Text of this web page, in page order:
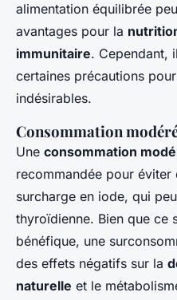
alimentation équilibrée
avantages pour la
immunitaire. Cependant,
certaines précautions
indésirables.
Consommation
Une consommation
recommandée pour
surcharge en iode, qui
thyroïdienne. Bien que ce
bénéfique, une
des effets négatifs sur la
naturelle et le